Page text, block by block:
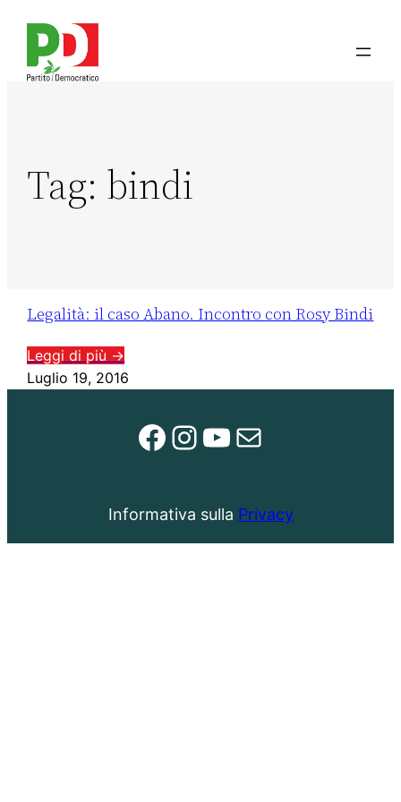
Tag: bindi
Legalità: il caso Abano. Incontro con Rosy Bindi
Leggi di più →
Luglio 19, 2016
Facebook Instagram YouTube Email
Informativa sulla Privacy